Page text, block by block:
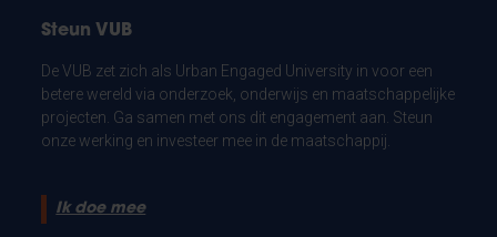
Steun VUB
De VUB zet zich als Urban Engaged University in voor een
betere wereld via onderzoek, onderwijs en maatschappelijke
projecten. Ga samen met ons dit engagement aan. Steun
onze werking en investeer mee in de maatschappij.
Ik doe mee